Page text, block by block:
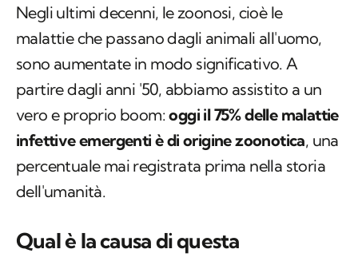
Negli ultimi decenni, le zoonosi, cioè le
malattie che passano dagli animali all'uomo,
sono aumentate in modo significativo. A
partire dagli anni '50, abbiamo assistito a un
vero e proprio boom:oggi il 75% delle malattie
infettive emergenti è di origine zoonotica, una
percentuale mai registrata prima nella storia
dell'umanità.
Qual è la causa di questa